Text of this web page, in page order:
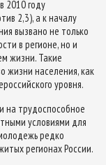
2010 году
2,3), а к началу
вызвано не только
в регионе, но и
жизни. Такие
жизни населения, как
уровня.
на трудоспособное
условиями для
редко
регионах России.